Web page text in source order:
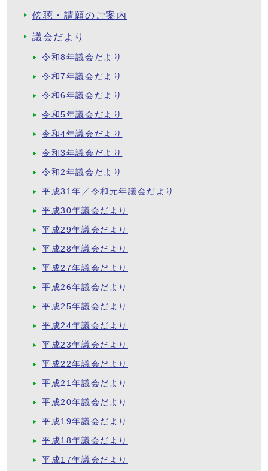
傍聴・請願のご案内
議会だより
令和8年議会だより
令和7年議会だより
令和6年議会だより
令和5年議会だより
令和4年議会だより
令和3年議会だより
令和2年議会だより
平成31年／令和元年議会だより
平成30年議会だより
平成29年議会だより
平成28年議会だより
平成27年議会だより
平成26年議会だより
平成25年議会だより
平成24年議会だより
平成23年議会だより
平成22年議会だより
平成21年議会だより
平成20年議会だより
平成19年議会だより
平成18年議会だより
平成17年議会だより